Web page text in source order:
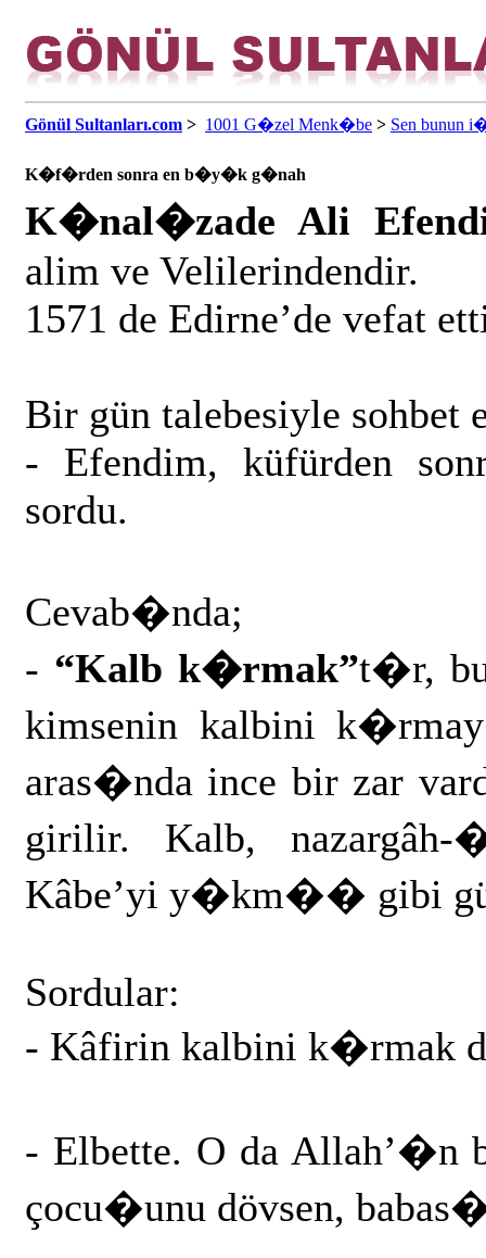
Gönül Sultanları.com > 1001 G�zel Menk�be > Sen bunun
K�f�rden sonra en b�y�k g�nah
K�nal�zade Ali
alim ve Velilerindendir.
1571 de Edirne’de vefat
Bir gün talebesiyle sohbet
- Efendim, küfürden
sordu.
Cevab�nda;
- “Kalb k�rmak”t�r,
kimsenin kalbini
aras�nda ince bir zar
girilir. Kalb,
Kâbe’yi y�km�� gibi
Sordular:
- Kâfirin kalbini k�rmak
- Elbette. O da Allah’�n
çocu�unu dövsen,